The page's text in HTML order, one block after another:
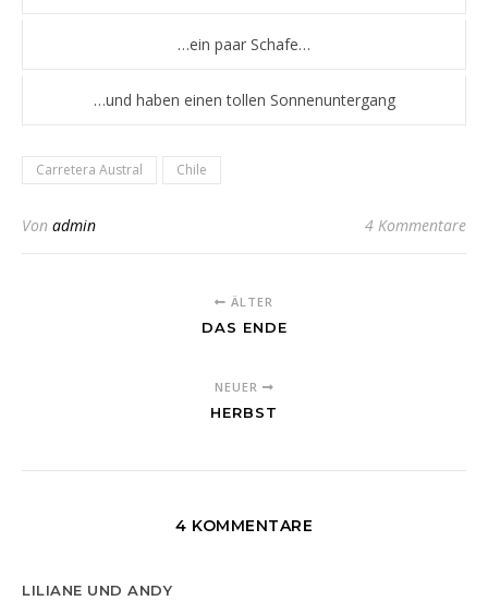
…ein paar Schafe…
…und haben einen tollen Sonnenuntergang
Carretera Austral Chile
Von admin 4 Kommentare
ÄLTER
DAS ENDE
NEUER
HERBST
4 KOMMENTARE
LILIANE UND ANDY